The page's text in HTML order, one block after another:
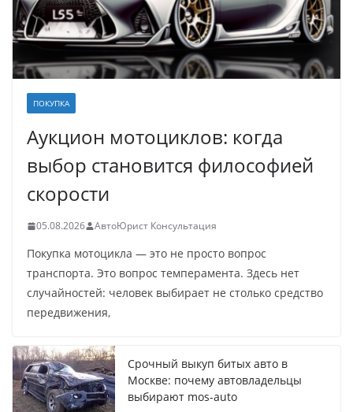
ПОКУПКА
Аукцион мотоциклов: когда
выбор становится философией
скорости
05.08.2026 АвтоЮрист Консультация
Покупка мотоцикла — это не просто вопрос
транспорта. Это вопрос темперамента. Здесь нет
случайностей: человек выбирает не столько средство
передвижения,
Срочный выкуп битых авто в
Москве: почему автовладельцы
выбирают mos-auto